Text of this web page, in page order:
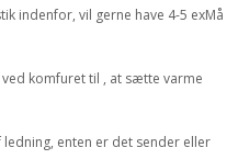
indenfor, vil gerne have 4-5 exMå
komfuret til , at sætte varme
enten er det sender eller